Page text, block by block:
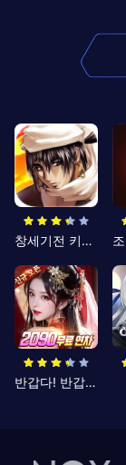
창세기전 키우기
반갑다! 반갑삼국지